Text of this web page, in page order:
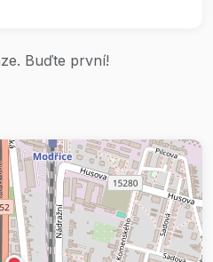
Buďte první!